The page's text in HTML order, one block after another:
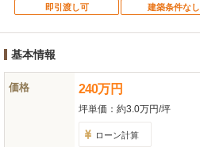
即引渡し可 建築条件なし
基本情報
価格 240万円
坪単価： 約3.0万円/坪
ローン計算